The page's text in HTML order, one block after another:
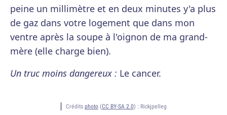
peine un millimètre et en deux minutes y'a plus
de gaz dans votre logement que dans mon
ventre après la soupe à l'oignon de ma grand-
mère (elle charge bien).
Un truc moins dangereux : Le cancer.
Crédits photo(CC BY-SA 2.0) : Rickjpelleg